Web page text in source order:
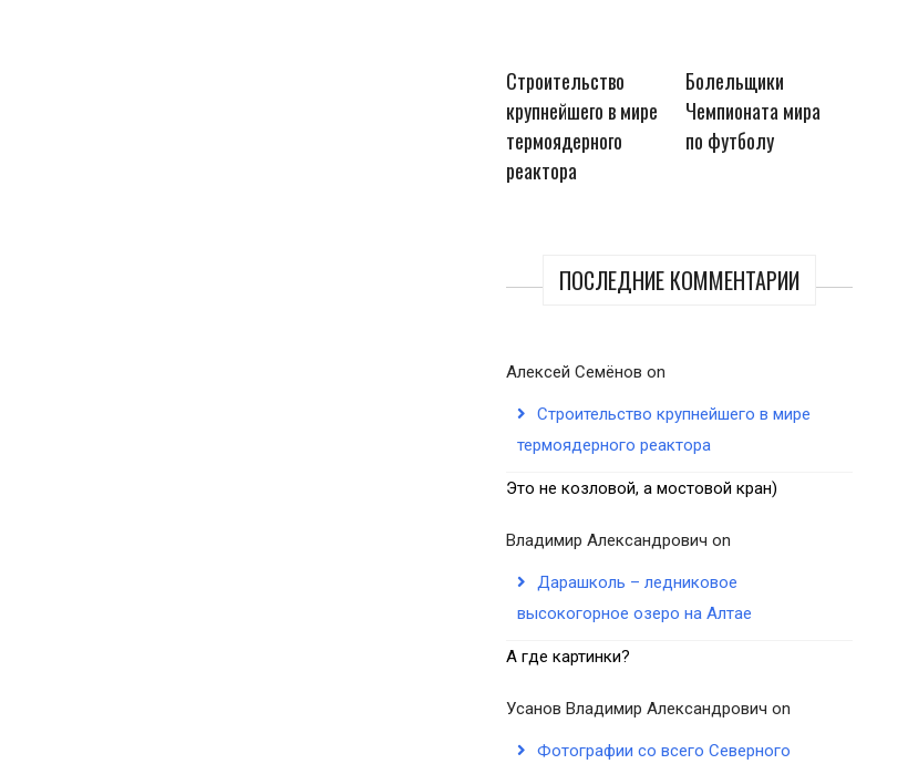
Строительство
крупнейшего в мире
термоядерного
реактора
Болельщики
Чемпионата мира
по футболу
ПОСЛЕДНИЕ КОММЕНТАРИИ
Алексей Семёнов on
Строительство крупнейшего в мире
термоядерного реактора
Это не козловой, а мостовой кран)
Владимир Александрович on
Дарашколь – ледниковое
высокогорное озеро на Алтае
А где картинки?
Усанов Владимир Александрович on
Фотографии со всего Северного